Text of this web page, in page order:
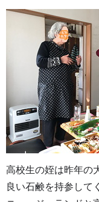
高校生の姪は昨年の
良い石鹸を持参して